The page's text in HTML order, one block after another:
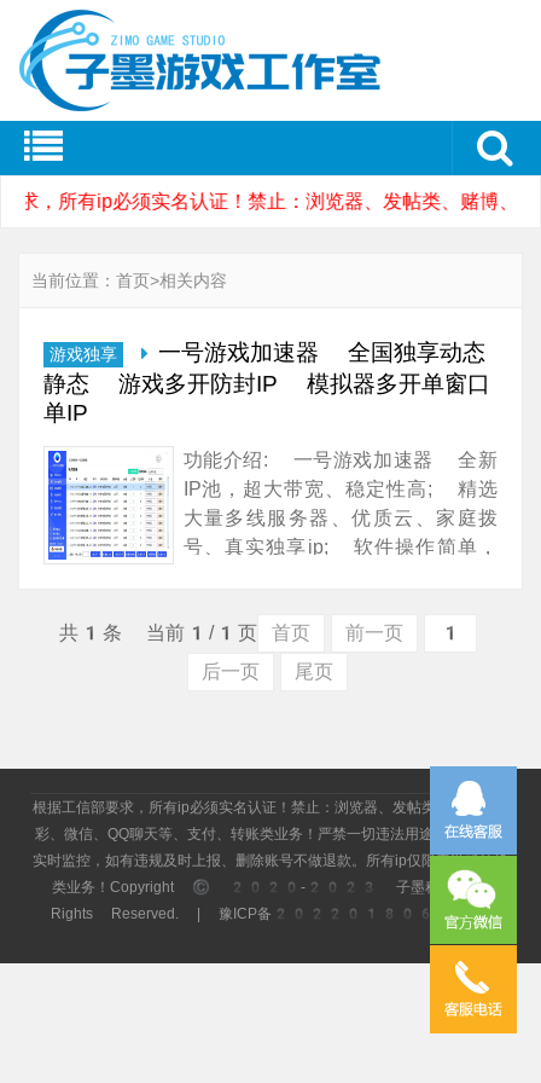
求，所有ip必须实名认证！禁止：浏览器、发帖类、赌博、
当前位置： 首页>相关内容
游戏独享
一号游戏加速器 全国独享动态
静态 游戏多开防封IP 模拟器多开单窗口
单IP
功能介绍: 一号游戏加速器 全新
IP池，超大带宽、稳定性高; 精选
大量多线服务器、优质云、家庭拨
号、真实独享ip; 软件操作简单，
源搭建，200+地区高质量服务
器，支持单账户使用多机器;
共1条 当前1/1页 首页 前一页
1
后一页
尾页
根据工信部要求，所有ip必须实名认证！禁止：浏览器、发帖类、赌博、博
彩、微信、QQ聊天等、支付、转账类业务！严禁一切违法用途，后台日志
实时监控，如有违规及时上报、删除账号不做退款。所有ip仅限于游戏挂机
类业务！Copyright © 2020-2023 子墨科技 All
Rights Reserved. | 豫ICP备2022018068号-2